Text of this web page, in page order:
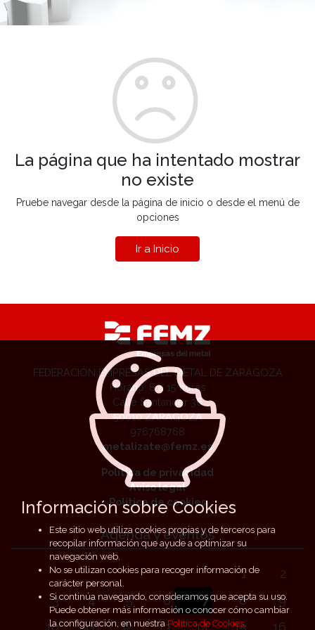
La página que ha intentado mostrar
no existe
Pruebe navegar desde la página de inicio o desde el menú de
opciones
Ir a Inicio
FEDERACIÓN EMPRESAS DEL METAL DE ZARAGOZA
Horario: 8 a 15 horas
Calle Santander 36
50010 ZARAGOZA
976768768
metalizate@femz.es
Política de privacidad
Aviso legal
Política de cookies
Agenda y eventos
1
2
3
4 5 6 7 8
9
Información sobre Cookies
Este sitio web utiliza cookies propias y de terceros para
recopilar información que ayude a optimizar su
navegación web.
No se utilizan cookies para recoger información de
carácter personal.
Si continúa navegando, consideramos que acepta su uso.
Puede obtener más información o conocer cómo cambiar
la configuración, en nuestraPolítica de Cookies.